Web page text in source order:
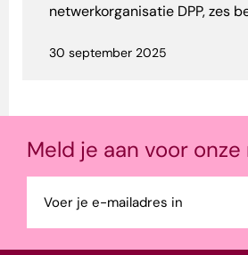
netwerkorganisatie DPP, zes
30 september 2025
Meld je aan voor
mailadres
(Vereist)